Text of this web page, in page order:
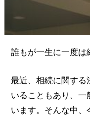
誰もが一生に一度は
最近、相続に関する
いることもあり、一
います。そんな中